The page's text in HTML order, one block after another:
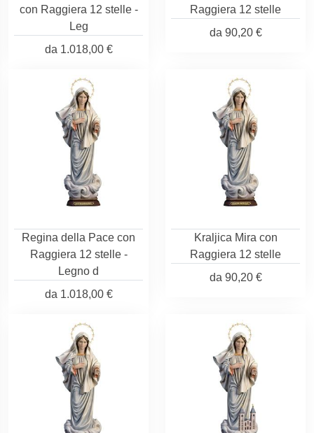
con Raggiera 12 stelle -
Leg
da 1.018,00 €
Raggiera 12 stelle
da 90,20 €
Regina della Pace con
Raggiera 12 stelle -
Legno d
da 1.018,00 €
Kraljica Mira con
Raggiera 12 stelle
da 90,20 €